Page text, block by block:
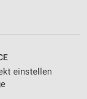
einstellen